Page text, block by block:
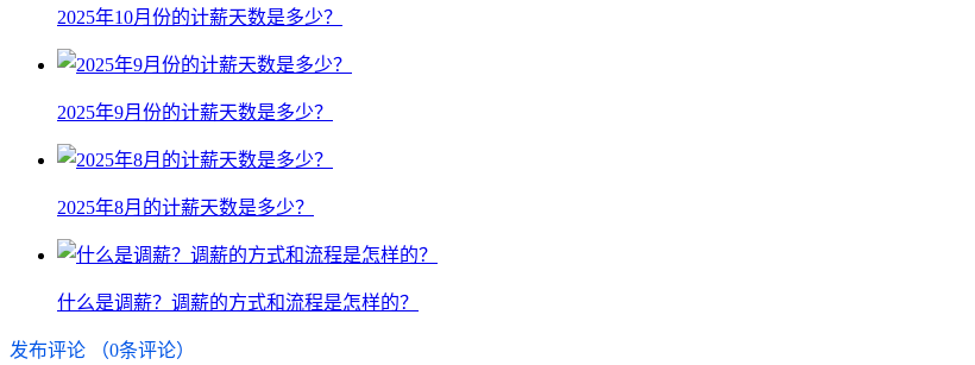
2025年10月份的计薪天数是多少？
2025年9月份的计薪天数是多少？
2025年8月的计薪天数是多少？
什么是调薪？调薪的方式和流程是怎样的？
发布评论 （0条评论）